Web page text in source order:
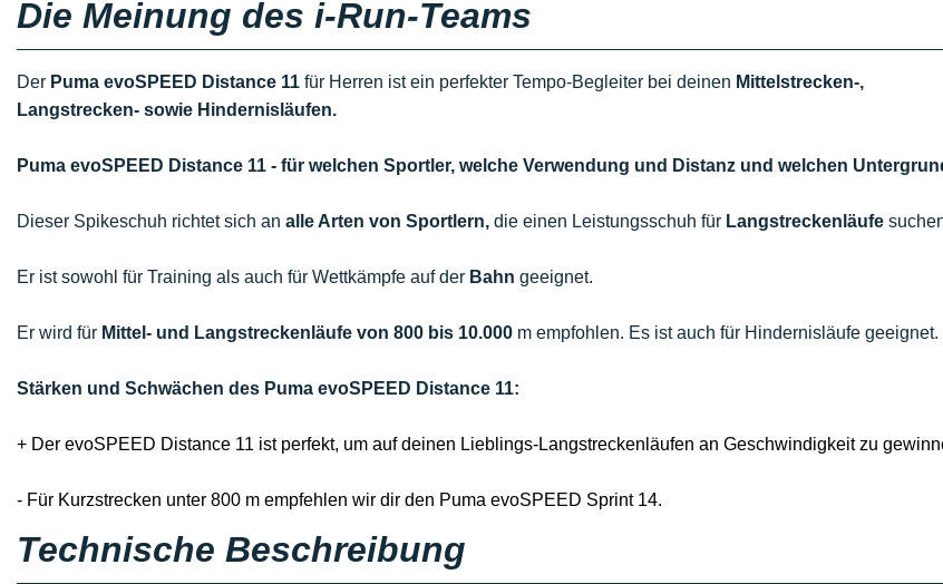
Die Meinung des i-Run-Teams
Der Puma evoSPEED Distance 11 für Herren ist ein perfekter Tempo-Begleiter bei deinen Mittelstrecken-,
Langstrecken- sowie Hindernisläufen.
Puma evoSPEED Distance 11 - für welchen Sportler, welche Verwendung und Distanz und welchen
Dieser Spikeschuh richtet sich an alle Arten von Sportlern, die einen Leistungsschuh für Langstreckenläufe
Er ist sowohl für Training als auch für Wettkämpfe auf der Bahn geeignet.
Er wird für Mittel- und Langstreckenläufe von 800 bis 10.000 m empfohlen. Es ist auch für Hindernisläufe geeignet.
Stärken und Schwächen des Puma evoSPEED Distance 11:
+ Der evoSPEED Distance 11 ist perfekt, um auf deinen Lieblings-Langstreckenläufen an Geschwindigkeit zu
- Für Kurzstrecken unter 800 m empfehlen wir dir den Puma evoSPEED Sprint 14.
Technische Beschreibung